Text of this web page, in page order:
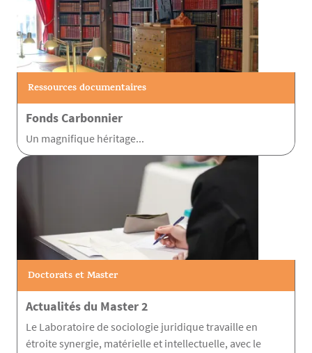
Ressources documentaires
Fonds Carbonnier
Un magnifique héritage...
Doctorats et Master
Actualités du Master 2
Le Laboratoire de sociologie juridique travaille en
étroite synergie, matérielle et intellectuelle, avec le